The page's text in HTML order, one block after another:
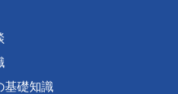
基礎知識